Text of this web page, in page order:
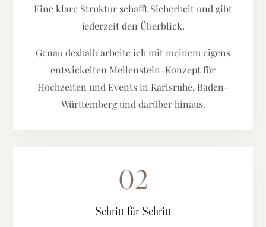
Eine klare Struktur schafft Sicherheit und gibt
jederzeit den Überblick.
Genau deshalb arbeite ich mit meinem eigens
entwickelten Meilenstein-Konzept für
Hochzeiten und Events in Karlsruhe, Baden-
Württemberg und darüber hinaus.
02
Schritt für Schritt